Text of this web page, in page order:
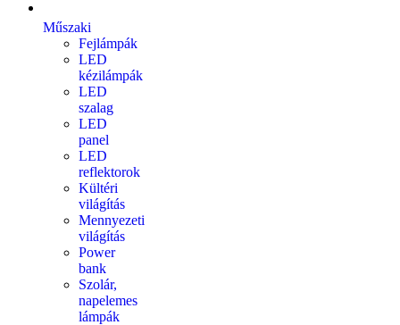
Műszaki
Fejlámpák
LED
kézilámpák
LED
szalag
LED
panel
LED
reflektorok
Kültéri
világítás
Mennyezeti
világítás
Power
bank
Szolár,
napelemes
lámpák